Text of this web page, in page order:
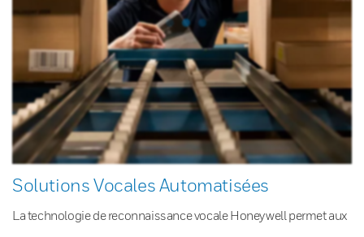
Solutions Vocales Automatisées
La technologie de reconnaissance vocale Honeywell permet aux